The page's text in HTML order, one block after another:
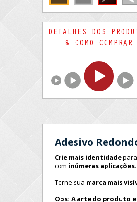
DETALHES DOS
& COMO COMPRAR
Adesivo
Crie mais identidade
com inúmeras aplicações
Torne sua marca mais
Obs: A arte do produto